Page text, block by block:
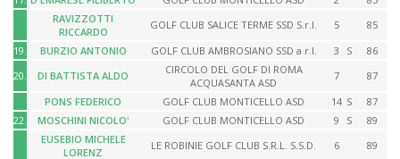
RAVIZZOTTI
RICCARDO
GOLF CLUB SALICE TERME SSD S.r.l. 5
85
19.
BURZIO ANTONIO GOLF CLUB AMBROSIANO SSD a r.l. 3 S
86
20.
DI BATTISTA ALDO
CIRCOLO DEL GOLF DI ROMA
ACQUASANTA ASD
7
87
PONS FEDERICO
GOLF CLUB MONTICELLO ASD 14 S
87
22.
MOSCHINI NICOLO' GOLF CLUB MONTICELLO ASD 9 S
89
EUSEBIO MICHELE
LORENZ
LE ROBINIE GOLF CLUB S.R.L. S.S.D. 6
89